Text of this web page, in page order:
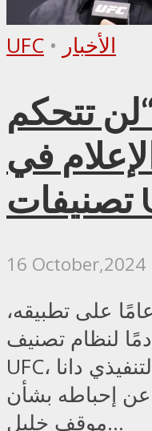
UFC • الأخبار
تتحكم
في
16 October,2024
على تطبيقه،
لنظام تصنيف
UFC، حسبما أعلن الرئيس التنفيذي دانا
إحباطه بشأن
موقف خليل...